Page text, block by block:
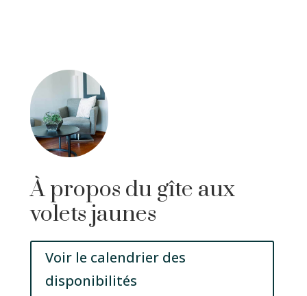
À propos du gîte aux
volets jaunes
Voir le calendrier des
disponibilités